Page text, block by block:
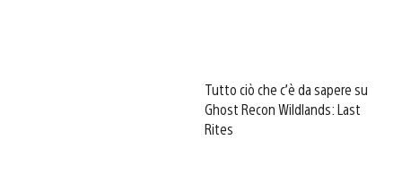
Tutto ciò che c’è da sapere su
Ghost Recon Wildlands: Last
Rites